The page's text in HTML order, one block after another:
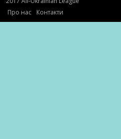
Про нас
Контакти